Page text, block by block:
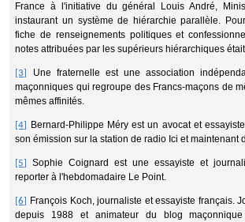
France à l'initiative du général Louis André,
instaurant un système de hiérarchie parallèle.
fiche de renseignements politiques et
notes attribuées par les supérieurs hiérarchiques
[3]
Une fraternelle est une association
maçonniques qui regroupe des Francs-maçons de
mêmes affinités.
[4]
Bernard-Philippe Méry est un avocat et
son émission sur la station de radio Ici et maintenant
[5]
Sophie Coignard est une essayiste et
reporter à l'hebdomadaire Le Point.
[6]
François Koch, journaliste et essayiste français.
depuis 1988 et animateur du blog